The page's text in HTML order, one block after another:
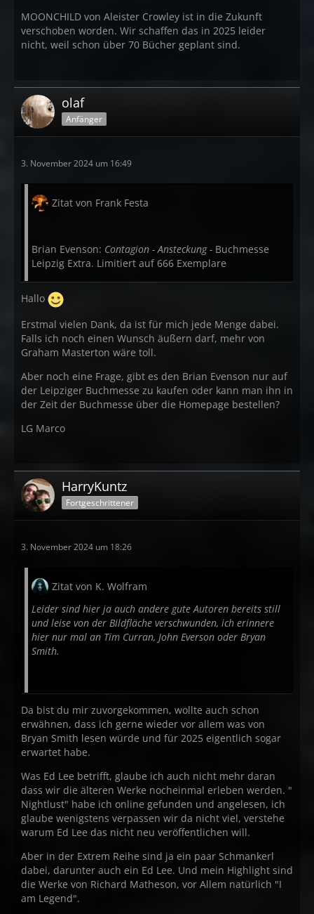
MOONCHILD von Aleister Crowley ist in die Zukunft
verschoben worden. Wir schaffen das in 2025 leider
nicht, weil schon über 70 Bücher geplant sind.
olaf
Anfänger
3. November 2024 um 16:49
Zitat von Frank Festa
Brian Evenson: Contagion - Ansteckung - Buchmesse
Leipzig Extra. Limitiert auf 666 Exemplare
Hallo
Erstmal vielen Dank, da ist für mich jede Menge dabei.
Falls ich noch einen Wunsch äußern darf, mehr von
Graham Masterton wäre toll.
Aber noch eine Frage, gibt es den Brian Evenson nur auf
der Leipziger Buchmesse zu kaufen oder kann man ihn in
der Zeit der Buchmesse über die Homepage bestellen?
LG Marco
HarryKuntz
Fortgeschrittener
3. November 2024 um 18:26
Zitat von K. Wolfram
Leider sind hier ja auch andere gute Autoren bereits still
und leise von der Bildfläche verschwunden, ich erinnere
hier nur mal an Tim Curran, John Everson oder Bryan
Smith.
Da bist du mir zuvorgekommen, wollte auch schon
erwähnen, dass ich gerne wieder vor allem was von
Bryan Smith lesen würde und für 2025 eigentlich sogar
erwartet habe.
Was Ed Lee betrifft, glaube ich auch nicht mehr daran
dass wir die älteren Werke nocheinmal erleben werden. "
Nightlust" habe ich online gefunden und angelesen, ich
glaube wenigstens verpassen wir da nicht viel, verstehe
warum Ed Lee das nicht neu veröffentlichen will.
Aber in der Extrem Reihe sind ja ein paar Schmankerl
dabei, darunter auch ein Ed Lee. Und mein Highlight sind
die Werke von Richard Matheson, vor Allem natürlich "I
am Legend".